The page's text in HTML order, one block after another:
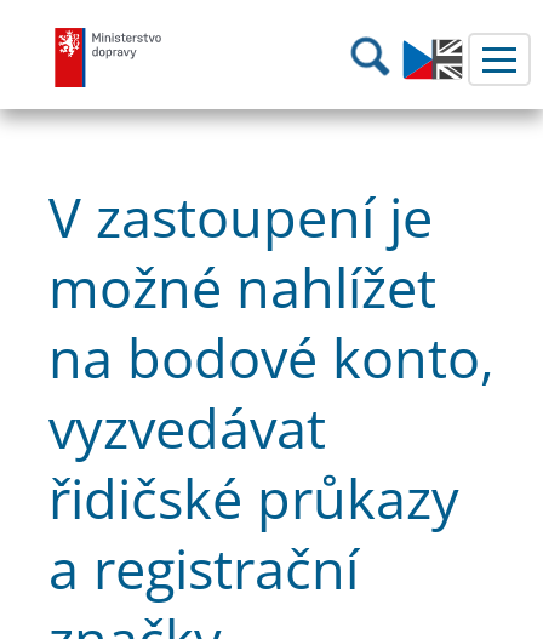
Ministerstvo dopravy Hledání
V zastoupení je
možné nahlížet
na bodové konto,
vyzvedávat
řidičské průkazy
a registrační